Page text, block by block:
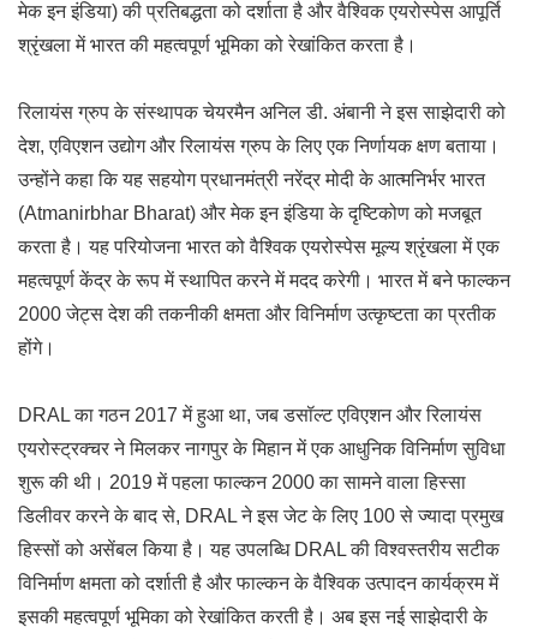
मेक इन इंडिया) की प्रतिबद्धता को दर्शाता है और वैश्विक एयरोस्पेस आपूर्ति
श्रृंखला में भारत की महत्वपूर्ण भूमिका को रेखांकित करता है।
रिलायंस ग्रुप के संस्थापक चेयरमैन अनिल डी. अंबानी ने इस साझेदारी को
देश, एविएशन उद्योग और रिलायंस ग्रुप के लिए एक निर्णायक क्षण बताया।
उन्होंने कहा कि यह सहयोग प्रधानमंत्री नरेंद्र मोदी के आत्मनिर्भर भारत
(Atmanirbhar Bharat) और मेक इन इंडिया के दृष्टिकोण को मजबूत
करता है। यह परियोजना भारत को वैश्विक एयरोस्पेस मूल्य श्रृंखला में एक
महत्वपूर्ण केंद्र के रूप में स्थापित करने में मदद करेगी। भारत में बने फाल्कन
2000 जेट्स देश की तकनीकी क्षमता और विनिर्माण उत्कृष्टता का प्रतीक
होंगे।
DRAL का गठन 2017 में हुआ था, जब डसॉल्ट एविएशन और रिलायंस
एयरोस्ट्रक्चर ने मिलकर नागपुर के मिहान में एक आधुनिक विनिर्माण सुविधा
शुरू की थी। 2019 में पहला फाल्कन 2000 का सामने वाला हिस्सा
डिलीवर करने के बाद से, DRAL ने इस जेट के लिए 100 से ज्यादा प्रमुख
हिस्सों को असेंबल किया है। यह उपलब्धि DRAL की विश्वस्तरीय सटीक
विनिर्माण क्षमता को दर्शाती है और फाल्कन के वैश्विक उत्पादन कार्यक्रम में
इसकी महत्वपूर्ण भूमिका को रेखांकित करती है। अब इस नई साझेदारी के